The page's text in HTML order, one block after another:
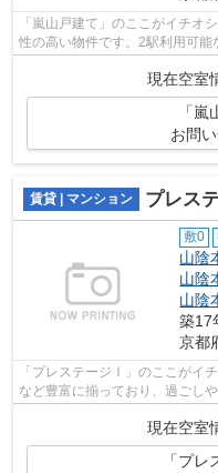
「嵐山戸建て」のここがイチオ
性の高い物件です。2駅利用可能
件は、室内のレイアウトの自由
現在空室
「
お問
賃貸 | マンション プレス
敷0
山陰
山陰
山陰
築17
京都
「プレステージⅠ」のここがイ
など豊富に揃っており、過ごし
現在空室
「プ